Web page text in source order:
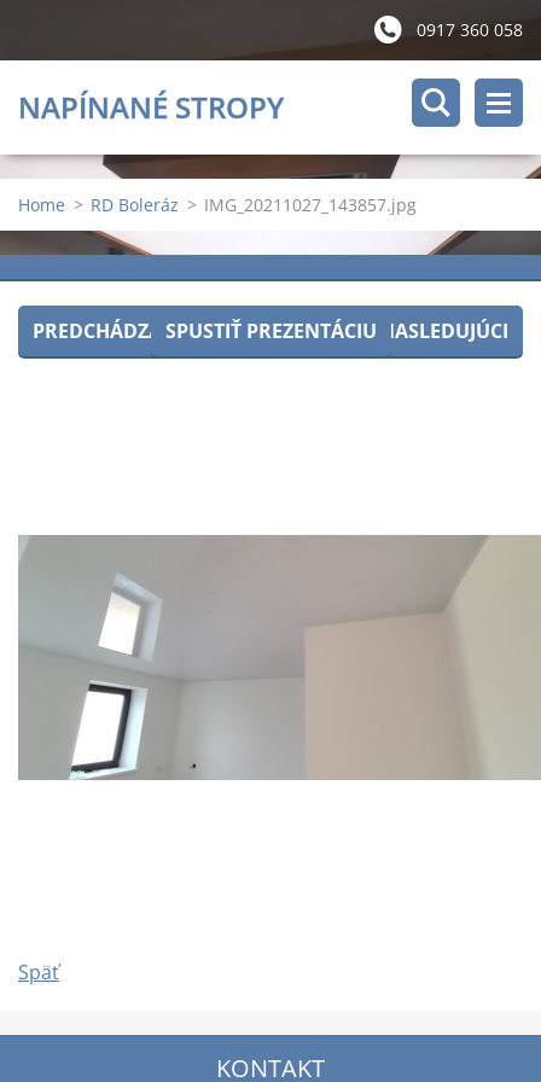
0917 360 058
NAPÍNANÉ STROPY
Home > RD Boleráz > IMG_20211027_143857.jpg
PREDCHÁDZAJÚCISPUSTIŤ PREZENTÁCIU NASLEDUJÚCI
Späť
KONTAKT